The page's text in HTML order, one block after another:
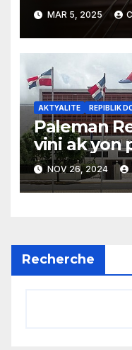
Ayiti teyoris
MAR 5, 2025
AKTYALITE REPIBLIK
Paleman
vini ak yon
Ayisyen ki
NOV 26, 2024
Recherche